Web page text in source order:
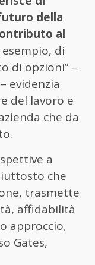
della
al
di
di opzioni” –
evidenzia
del lavoro e
che da
a
che
trasmette
affidabilità
approccio,
Gates,